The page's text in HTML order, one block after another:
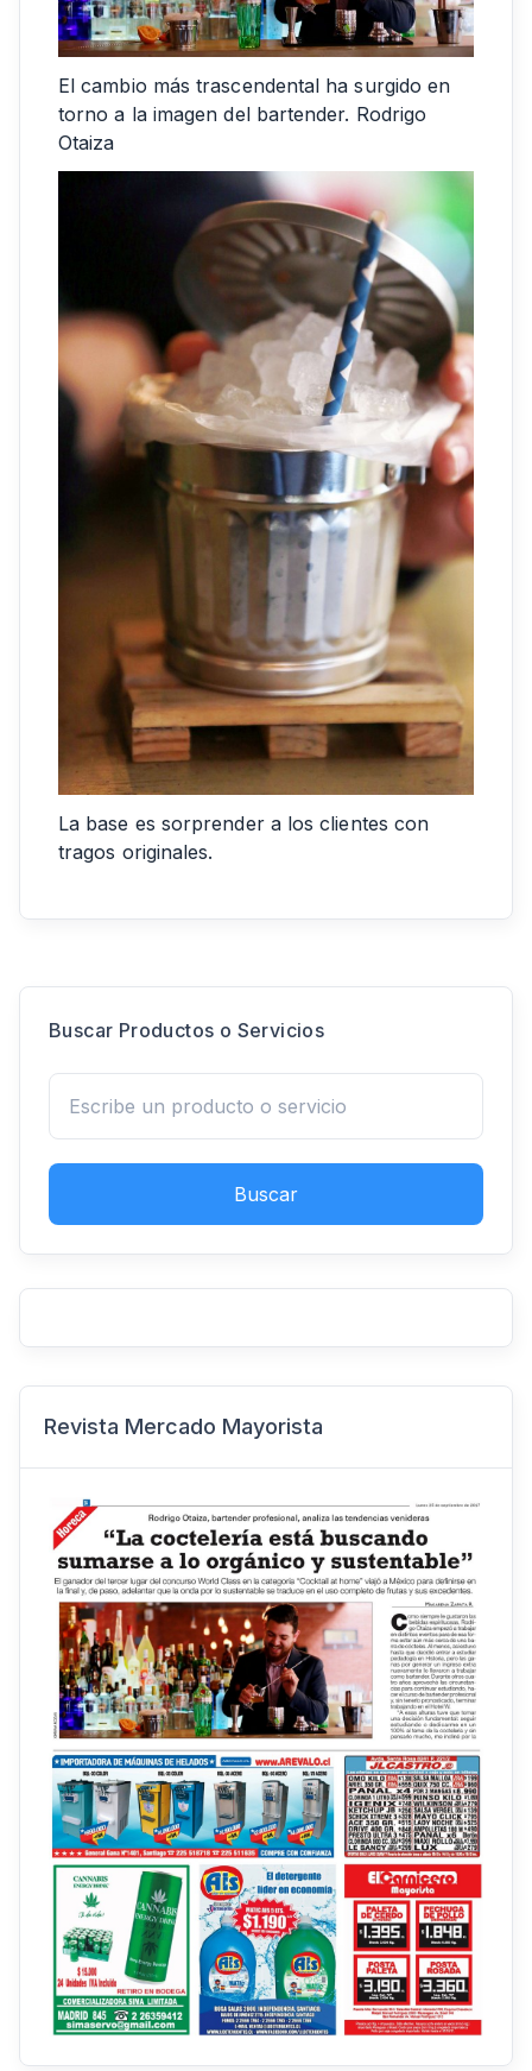
El cambio más trascendental ha surgido en
torno a la imagen del bartender. Rodrigo
Otaiza
La base es sorprender a los clientes con
tragos originales.
Buscar Productos o Servicios
Buscar
Revista Mercado Mayorista